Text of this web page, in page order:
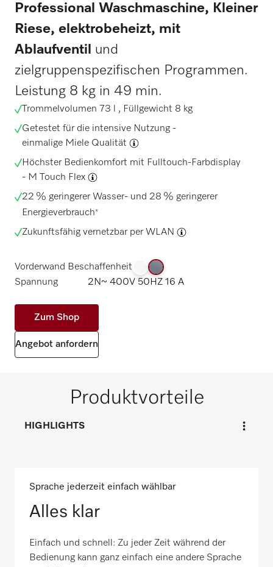
Professional Waschmaschine, Kleiner
Riese, elektrobeheizt, mit
Ablaufventil
und
zielgruppenspezifischen Programmen.
Leistung 8 kg in 49 min.
Trommelvolumen 73 l , Füllgewicht 8 kg
Getestet für die intensive Nutzung -
einmalige Miele Qualität
Höchster Bedienkomfort mit Fulltouch-Farbdisplay
- M Touch Flex
22 % geringerer Wasser- und 28 % geringerer
Energieverbrauch*
Zukunftsfähig vernetzbar per WLAN
Vorderwand Beschaffenheit
Spannung
2N~ 400V 50HZ 16 A
Zum Shop
Angebot anfordern
Produktvorteile
HIGHLIGHTS
Sprache jederzeit einfach wählbar
Alles klar
Einfach und schnell: Zu jeder Zeit während der
Bedienung kann ganz einfach eine andere Sprache